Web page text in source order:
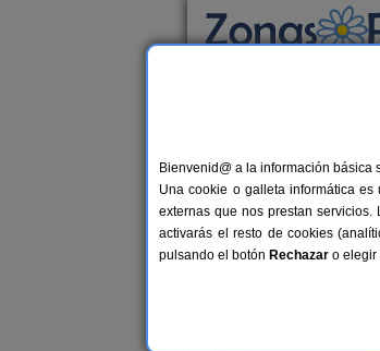
Casas
25 €
Bienvenid@ a la información
Una cookie o galleta informática
externas que nos prestan
activarás el resto de cookies
pulsando el botón Rechazar o elegir